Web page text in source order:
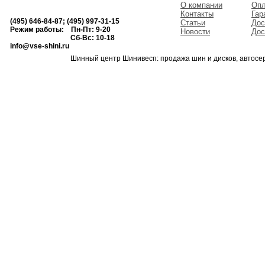
(495) 646-84-87; (495) 997-31-15
Режим работы: Пн-Пт: 9-20
Сб-Вс: 10-18
info@vse-shini.ru
О компании
Контакты
Статьи
Новости
Шинный центр Шинивесп: продажа шин и дисков,